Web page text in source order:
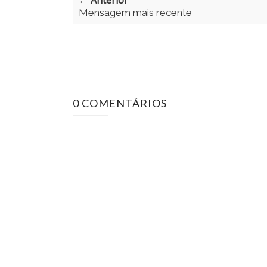
Mensagem mais recente
0 COMENTÁRIOS